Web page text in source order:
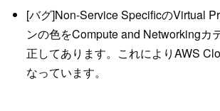
[バグ]Non-Service SpecificのVirtual
ンの色をCompute and Networkingカ
正してあります。これによりAWS
なっています。